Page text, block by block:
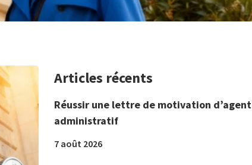
Articles récents
Réussir une lettre de motivation d’agent
administratif
7 août 2026